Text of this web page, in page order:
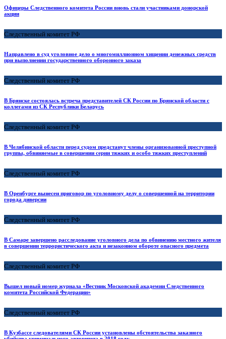
Офицеры Следственного комитета России вновь стали участниками донорской
акции
Следственный комитет РФ
Направлено в суд уголовное дело о многомиллионном хищении денежных средств
при выполнении государственного оборонного заказа
Следственный комитет РФ
В Брянске состоялась встреча представителей СК России по Брянской области с
коллегами из СК Республики Беларусь
Следственный комитет РФ
В Челябинской области перед судом предстанут члены организованной преступной
группы, обвиняемые в совершении серии тяжких и особо тяжких преступлений
Следственный комитет РФ
В Оренбурге вынесен приговор по уголовному делу о совершенной на территории
города диверсии
Следственный комитет РФ
В Самаре завершено расследование уголовного дела по обвинению местного жителя
в совершении террористического акта и незаконном обороте опасного предмета
Следственный комитет РФ
Вышел новый номер журнала «Вестник Московской академии Следственного
комитета Российской Федерации»
Следственный комитет РФ
В Кузбассе следователями СК России установлены обстоятельства заказного